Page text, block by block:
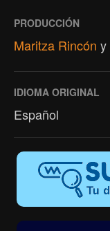
PRODUCCIÓN
Maritza Rincón y
IDIOMA ORIGINAL
Español